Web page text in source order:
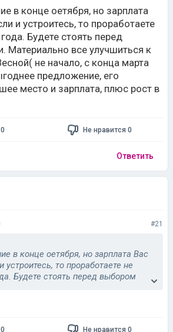
в конце оетября, но зарплата
и устроитесь, то проработаете
Будете стоять перед
Материально все улучшиться к
не начало, с конца марта
предложение, его
место и зарплата, плюс рост в
Не нравится 0
Ответить
#21
в конце оетября, но зарплата Вас
устроитесь, то проработаете не
Будете стоять перед выбором
все улучшиться к лету, не
начало, с конца марта -апрель)
его принимаете,
Не нравится 0